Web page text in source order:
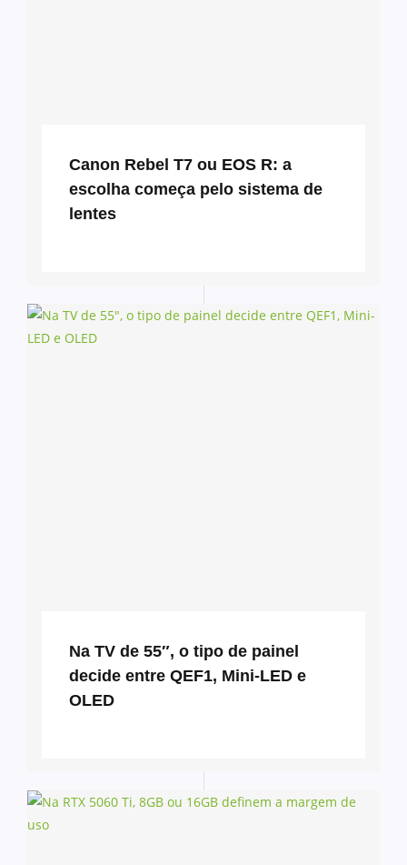
Canon Rebel T7 ou EOS R: a
escolha começa pelo sistema de
lentes
Na TV de 55″, o tipo de painel
decide entre QEF1, Mini-LED e
OLED